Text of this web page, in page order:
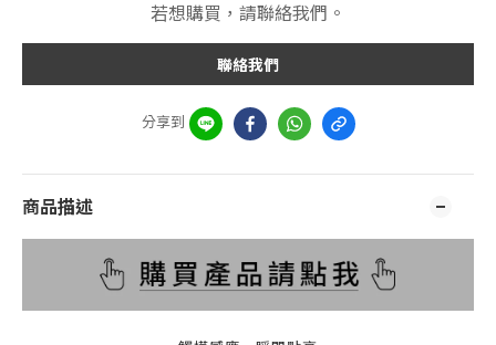
若想購買，請聯絡我們。
聯絡我們
分享到
商品描述